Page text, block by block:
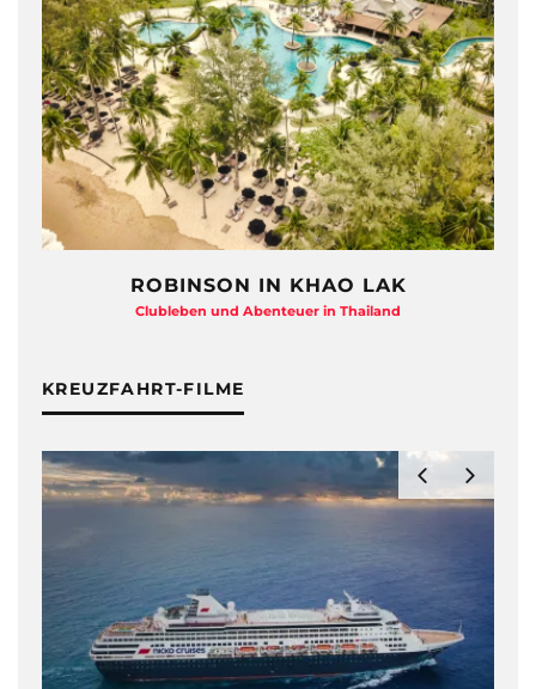
ROBINSON IN KHAO LAK
Clubleben und Abenteuer in Thailand
KREUZFAHRT-FILME